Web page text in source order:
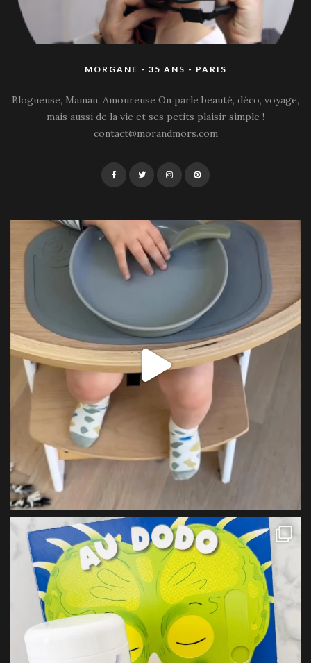
MORGANE - 35 ANS - PARIS
Blogueuse, Maman, Amoureuse On parle beauté, déco, voyage,
mais aussi de la vie et ses petits plaisir simple !
contact@morandmors.com